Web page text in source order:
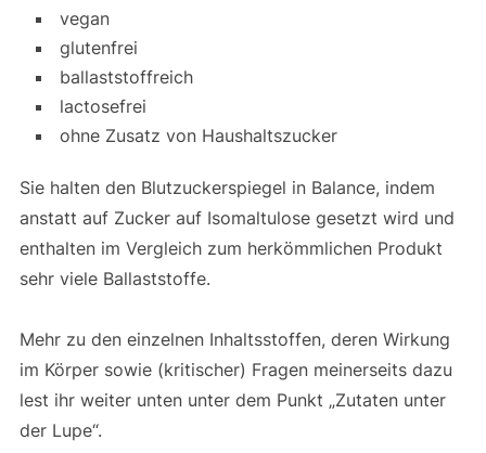
vegan
glutenfrei
ballaststoffreich
lactosefrei
ohne Zusatz von Haushaltszucker
Sie halten den Blutzuckerspiegel in Balance, indem
anstatt auf Zucker auf Isomaltulose gesetzt wird und
enthalten im Vergleich zum herkömmlichen Produkt
sehr viele Ballaststoffe.
Mehr zu den einzelnen Inhaltsstoffen, deren Wirkung
im Körper sowie (kritischer) Fragen meinerseits dazu
lest ihr weiter unten unter dem Punkt „Zutaten unter
der Lupe“.